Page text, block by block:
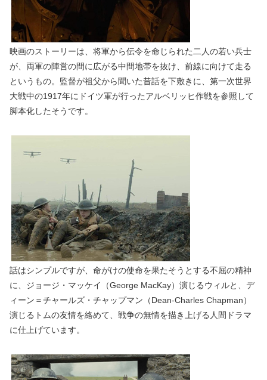
映画のストーリーは、将軍から伝令を命じられた二人の若い兵士
が、両軍の陣営の間に広がる中間地帯を抜け、前線に向けて走る
というもの。監督が祖父から聞いた昔話を下敷きに、第一次世界
大戦中の1917年にドイツ軍が行ったアルベリッヒ作戦を参照して
脚本化したそうです。
話はシンプルですが、命がけの使命を果たそうとする不屈の精神
に、ジョージ・マッケイ（George MacKay）演じるウィルと、デ
ィーン＝チャールズ・チャップマン（Dean-Charles Chapman）
演じるトムの友情を絡めて、戦争の無情を描き上げる人間ドラマ
に仕上げています。